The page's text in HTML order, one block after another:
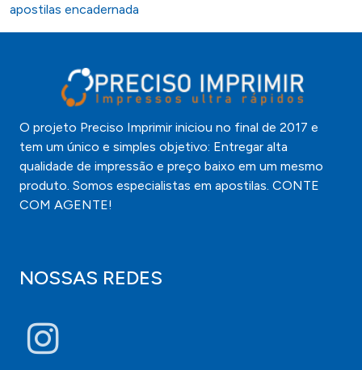
apostilas encadernada
O projeto Preciso Imprimir iniciou no final de 2017 e
tem um único e simples objetivo: Entregar alta
qualidade de impressão e preço baixo em um mesmo
produto. Somos especialistas em apostilas. CONTE
COM AGENTE!
NOSSAS REDES